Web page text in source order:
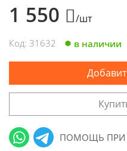
1 550 /шт
Код: 31632 в наличии
ПОМОЩЬ ПРИ